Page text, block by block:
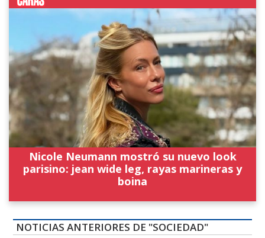
Nicole Neumann mostró su nuevo look
parisino: jean wide leg, rayas marineras y
boina
NOTICIAS ANTERIORES DE "SOCIEDAD"